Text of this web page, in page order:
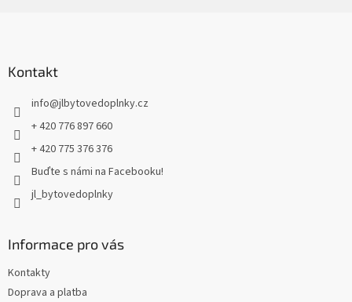
Kontakt
info@jlbytovedoplnky.cz
+ 420 776 897 660
+ 420 775 376 376
Buďte s námi na Facebooku!
jl_bytovedoplnky
Informace pro vás
Kontakty
Doprava a platba